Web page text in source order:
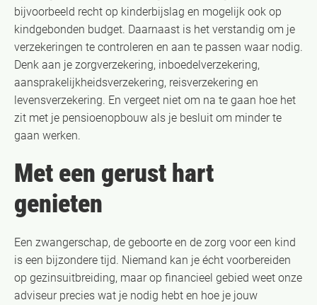
bijvoorbeeld recht op kinderbijslag en mogelijk ook op
kindgebonden budget. Daarnaast is het verstandig om je
verzekeringen te controleren en aan te passen waar nodig.
Denk aan je zorgverzekering, inboedelverzekering,
aansprakelijkheidsverzekering, reisverzekering en
levensverzekering. En vergeet niet om na te gaan hoe het
zit met je pensioenopbouw als je besluit om minder te
gaan werken.
Met een gerust hart
genieten
Een zwangerschap, de geboorte en de zorg voor een kind
is een bijzondere tijd. Niemand kan je écht voorbereiden
op gezinsuitbreiding, maar op financieel gebied weet onze
adviseur precies wat je nodig hebt en hoe je jouw